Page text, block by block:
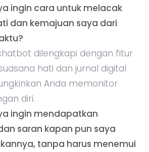
ingin cara untuk melacak
dan kemajuan saya dari
dilengkapi dengan fitur
hati dan jurnal digital
Anda memonitor
diri.
ingin mendapatkan
saran kapan pun saya
tanpa harus menemui